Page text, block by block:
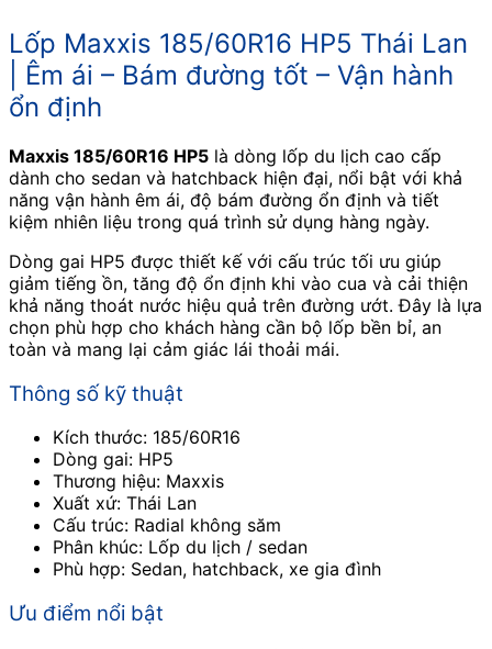
Lốp Maxxis 185/60R16 HP5 Thái Lan
| Êm ái – Bám đường tốt – Vận hành
ổn định
Maxxis 185/60R16 HP5 là dòng lốp du lịch cao cấp
dành cho sedan và hatchback hiện đại, nổi bật với khả
năng vận hành êm ái, độ bám đường ổn định và tiết
kiệm nhiên liệu trong quá trình sử dụng hàng ngày.
Dòng gai HP5 được thiết kế với cấu trúc tối ưu giúp
giảm tiếng ồn, tăng độ ổn định khi vào cua và cải thiện
khả năng thoát nước hiệu quả trên đường ướt. Đây là lựa
chọn phù hợp cho khách hàng cần bộ lốp bền bỉ, an
toàn và mang lại cảm giác lái thoải mái.
Thông số kỹ thuật
Kích thước: 185/60R16
Dòng gai: HP5
Thương hiệu: Maxxis
Xuất xứ: Thái Lan
Cấu trúc: Radial không săm
Phân khúc: Lốp du lịch / sedan
Phù hợp: Sedan, hatchback, xe gia đình
Ưu điểm nổi bật